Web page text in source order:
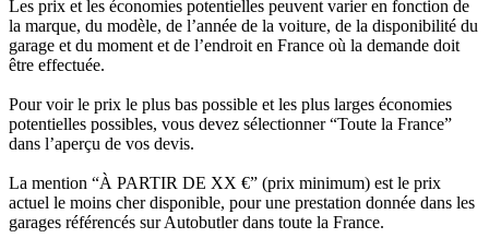
Les prix et les économies potentielles peuvent varier en fonction de
la marque, du modèle, de l’année de la voiture, de la disponibilité du
garage et du moment et de l’endroit en France où la demande doit
être effectuée.
Pour voir le prix le plus bas possible et les plus larges économies
potentielles possibles, vous devez sélectionner “Toute la France”
dans l’aperçu de vos devis.
La mention “À PARTIR DE XX €” (prix minimum) est le prix
actuel le moins cher disponible, pour une prestation donnée dans les
garages référencés sur Autobutler dans toute la France.